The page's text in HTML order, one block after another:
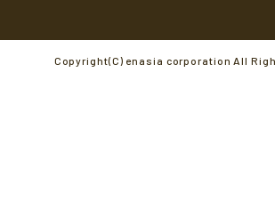
Copyright(C) enasia corporation All